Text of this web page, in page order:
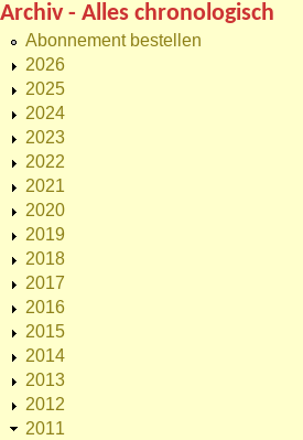
Archiv - Alles chronologisch
Abonnement bestellen
2026
2025
2024
2023
2022
2021
2020
2019
2018
2017
2016
2015
2014
2013
2012
2011